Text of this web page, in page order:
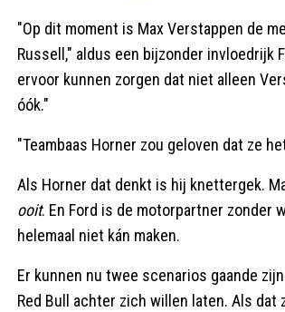
"Op dit moment is Max Verstappen de
Russell," aldus een bijzonder invloedrijk
ervoor kunnen zorgen dat niet alleen
óók."
"Teambaas Horner zou geloven dat ze
Als Horner dat denkt is hij knettergek.
ooit. En Ford is de motorpartner zonder
helemaal niet kán maken.
Er kunnen nu twee scenarios gaande
Red Bull achter zich willen laten. Als dat